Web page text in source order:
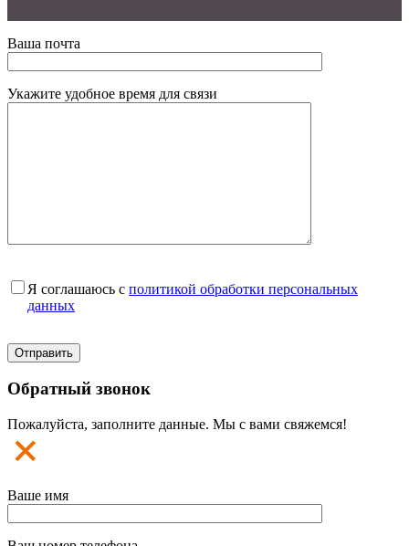
Ваша почта
Укажите удобное время для связи
Я соглашаюсь с политикой обработки персональных
данных
Обратный звонок
Пожалуйста, заполните данные. Мы с вами свяжемся!
Ваше имя